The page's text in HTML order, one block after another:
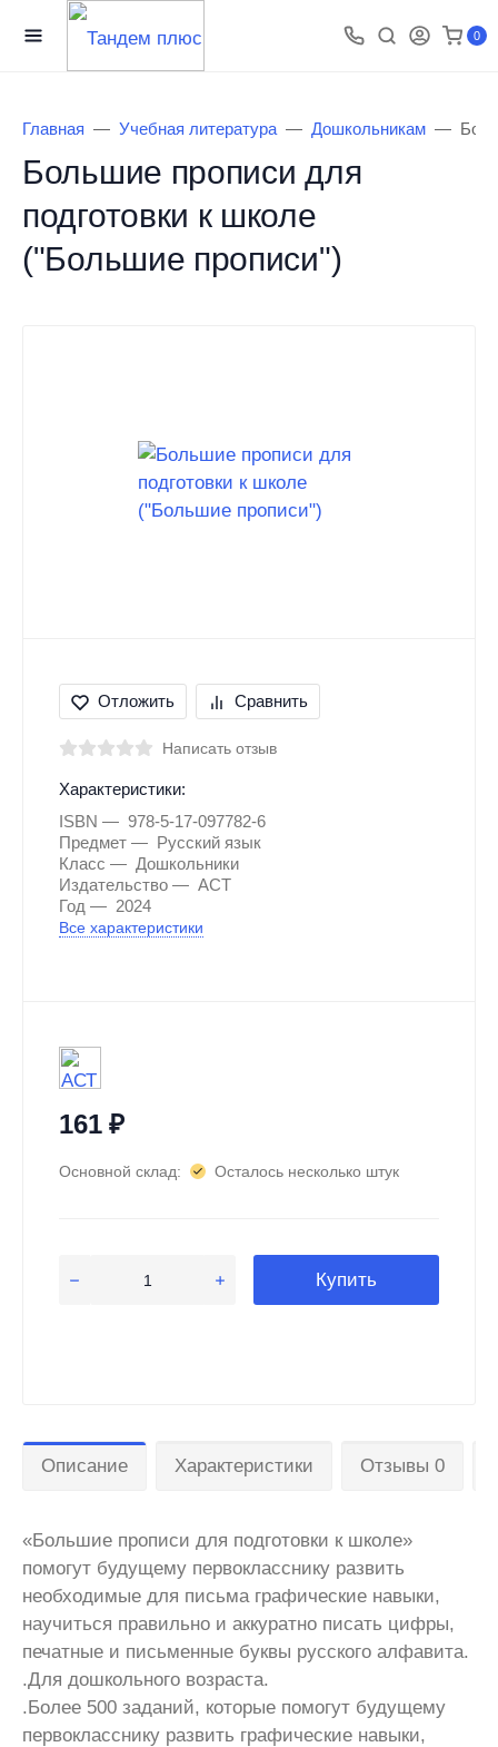
0
Главная Учебная литература Дошкольникам
Большие прописи для
подготовки к школе
("Большие прописи")
Отложить Сравнить
Написать отзыв
Характеристики:
ISBN
978-5-17-097782-6
Предмет
Русский язык
Класс
Дошкольники
Издательство
АСТ
Год
2024
Все характеристики
161₽
Основной склад: Осталось несколько штук
Купить
Описание Характеристики Отзывы 0
«Большие прописи для подготовки к школе»
помогут будущему первокласснику развить
необходимые для письма графические навыки,
научиться правильно и аккуратно писать цифры,
печатные и письменные буквы русского алфавита.
.Для дошкольного возраста.
.Более 500 заданий, которые помогут будущему
первокласснику развить графические навыки,